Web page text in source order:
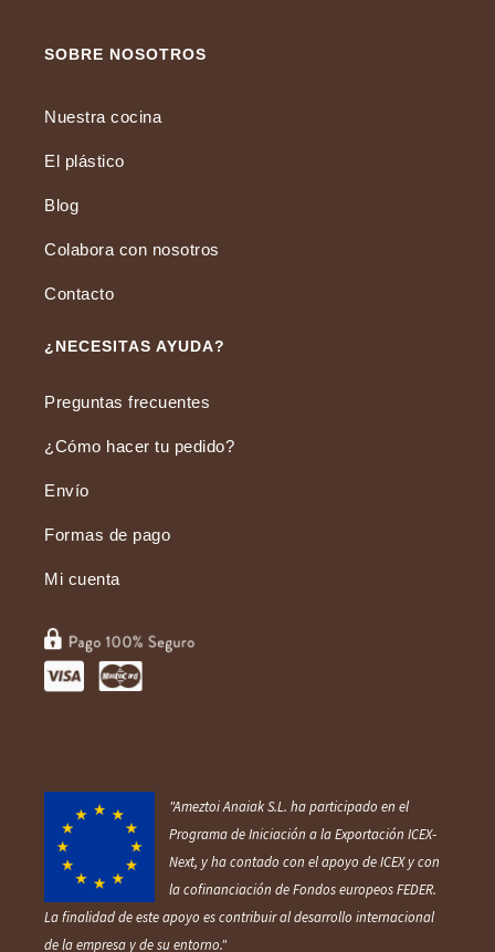
SOBRE NOSOTROS
Nuestra cocina
El plástico
Blog
Colabora con nosotros
Contacto
¿NECESITAS AYUDA?
Preguntas frecuentes
¿Cómo hacer tu pedido?
Envío
Formas de pago
Mi cuenta
"Ameztoi Anaiak S.L. ha participado en el
Programa de Iniciación a la Exportación ICEX‐
Next, y ha contado con el apoyo de ICEX y con
la cofinanciación de Fondos europeos FEDER.
La finalidad de este apoyo es contribuir al desarrollo internacional
de la empresa y de su entorno."